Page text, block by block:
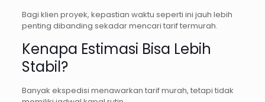
Bagi klien proyek, kepastian waktu seperti ini jauh lebih
penting dibanding sekadar mencari tarif termurah.
Kenapa Estimasi Bisa Lebih
Stabil?
Banyak ekspedisi menawarkan tarif murah, tetapi tidak